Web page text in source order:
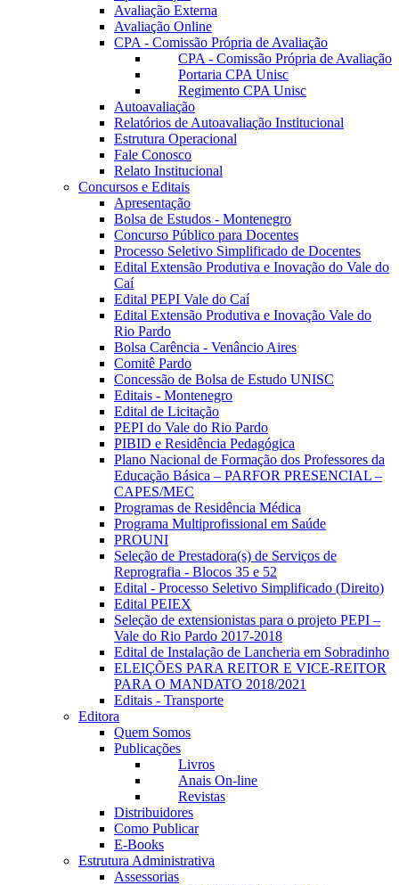
Avaliação Externa
Avaliação Online
CPA - Comissão Própria de Avaliação
CPA - Comissão Própria de Avaliação
Portaria CPA Unisc
Regimento CPA Unisc
Autoavaliação
Relatórios de Autoavaliação Institucional
Estrutura Operacional
Fale Conosco
Relato Institucional
Concursos e Editais
Apresentação
Bolsa de Estudos - Montenegro
Concurso Público para Docentes
Processo Seletivo Simplificado de Docentes
Edital Extensão Produtiva e Inovação do Vale do
Caí
Edital PEPI Vale do Caí
Edital Extensão Produtiva e Inovação Vale do
Rio Pardo
Bolsa Carência - Venâncio Aires
Comitê Pardo
Concessão de Bolsa de Estudo UNISC
Editais - Montenegro
Edital de Licitação
PEPI do Vale do Rio Pardo
PIBID e Residência Pedagógica
Plano Nacional de Formação dos Professores da
Educação Básica – PARFOR PRESENCIAL –
CAPES/MEC
Programas de Residência Médica
Programa Multiprofissional em Saúde
PROUNI
Seleção de Prestadora(s) de Serviços de
Reprografia - Blocos 35 e 52
Edital - Processo Seletivo Simplificado (Direito)
Edital PEIEX
Seleção de extensionistas para o projeto PEPI –
Vale do Rio Pardo 2017-2018
Edital de Instalação de Lancheria em Sobradinho
ELEIÇÕES PARA REITOR E VICE-REITOR
PARA O MANDATO 2018/2021
Editais - Transporte
Editora
Quem Somos
Publicações
Livros
Anais On-line
Revistas
Distribuidores
Como Publicar
E-Books
Estrutura Administrativa
Assessorias